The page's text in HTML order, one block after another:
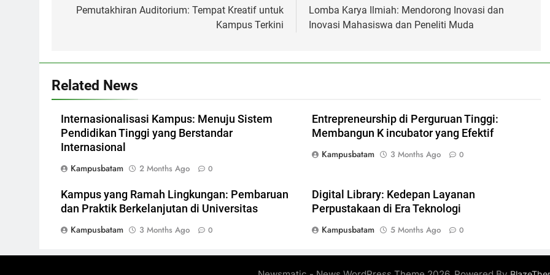
navigation
Pemutakhiran Auditorium: Tempat Kreatif untuk
Kampus Terkini
Lomba Karya Ilmiah: Mendorong Inovasi dan
Inovasi Mahasiswa dan Peneliti Muda
Related News
Internasionalisasi Kampus: Menuju Sistem
Pendidikan Tinggi yang Berstandar
Internasional
Kampusbatam
2 Months Ago 0
Entrepreneurship di Perguruan Tinggi:
Membangun K incubator yang Efektif
Kampusbatam
3 Months Ago 0
Kampus yang Ramah Lingkungan: Pembaruan
dan Praktik Berkelanjutan di Universitas
Kampusbatam
3 Months Ago 0
Digital Library: Kedepan Layanan
Perpustakaan di Era Teknologi
Kampusbatam
5 Months Ago 0